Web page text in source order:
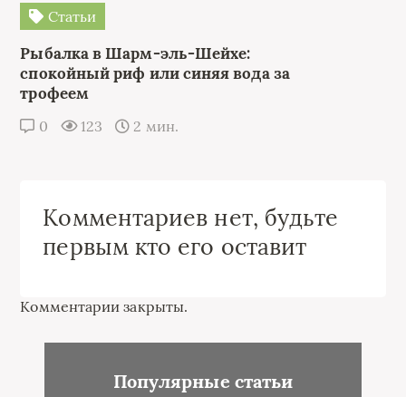
Статьи
Рыбалка в Шарм-эль-Шейхе:
спокойный риф или синяя вода за
трофеем
0 123 2 мин.
Комментариев нет, будьте
первым кто его оставит
Комментарии закрыты.
Популярные статьи